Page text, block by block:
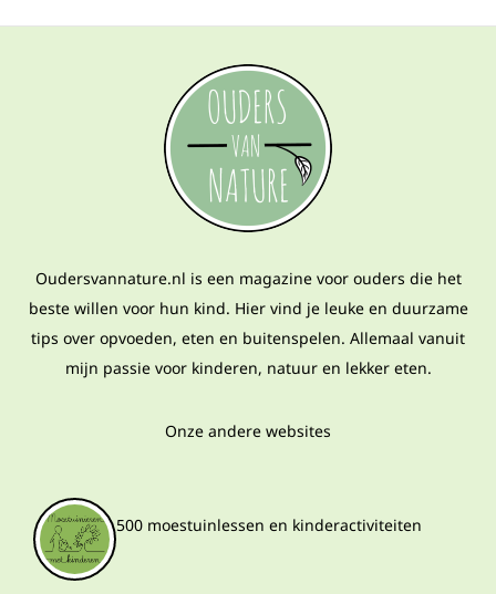
Oudersvannature.nl is een magazine voor ouders die het
beste willen voor hun kind. Hier vind je leuke en duurzame
tips over opvoeden, eten en buitenspelen. Allemaal vanuit
mijn passie voor kinderen, natuur en lekker eten.
Onze andere websites
500 moestuinlessen en kinderactiviteiten